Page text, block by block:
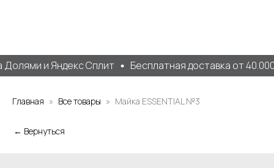
и Яндекс Сплит Бесплатная доставка от
Главная Все товары Майка ESSENTIAL №3
← Вернуться